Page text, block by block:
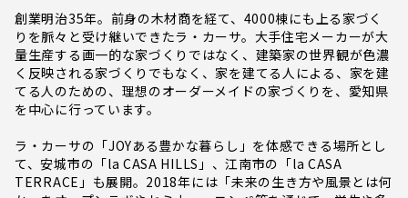
創業明治35年。前身の木材商を経て、4000棟にも上る家づく
りを脈々と受け継いできたラ・カーサ。大手住宅メーカーが大
量生産する画一的な家づくりではなく、建築家の世界観が色濃
く反映される家づくりでもなく、家を建てる人による、家を建
てる人のための、理想のオーダーメイドの家づくりを、愛知県
を中心に行っています。
ラ・カーサの「JOYある豊かな暮らし」を体感できる場所とし
て、安城市の「la CASA HILLS」、江南市の「la CASA
TERRACE」も展開。2018年には「未来の生き方や風景とは何